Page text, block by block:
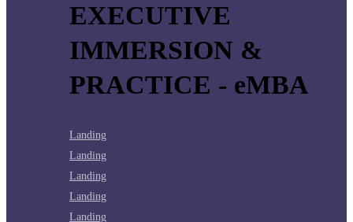
EXECUTIVE
IMMERSION &
PRACTICE - eMBA
Landing
Landing
Landing
Landing
Landing